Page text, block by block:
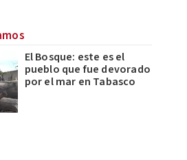
El Bosque: este es el
pueblo que fue devorado
por el mar en Tabasco